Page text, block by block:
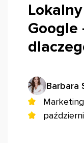
Google
Barbara